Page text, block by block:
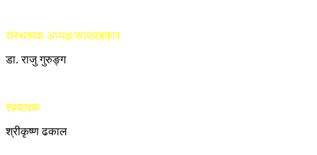
संस्थापक अध्यक्ष/सल्लाहकार
डा. राजु गुरुङ्ग
सम्पादक
श्रीकृष्ण ढकाल